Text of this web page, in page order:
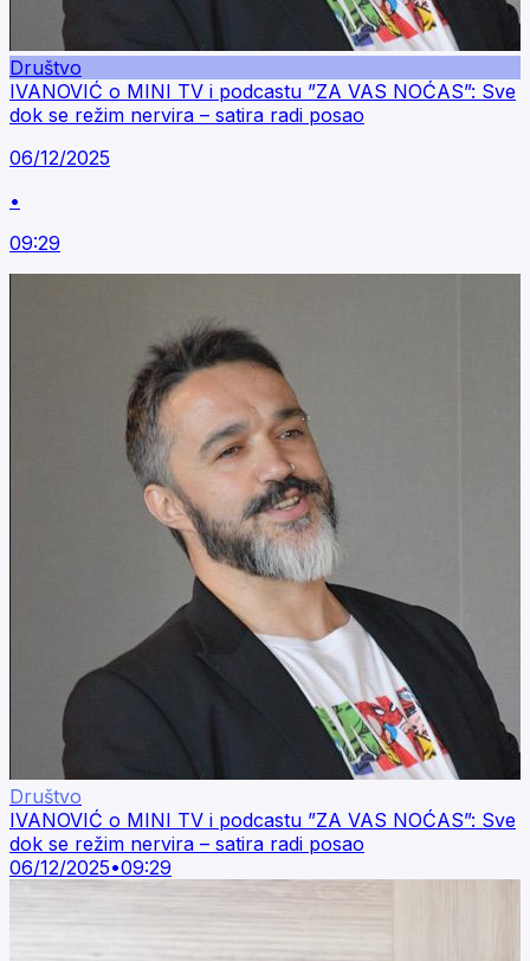
Društvo
IVANOVIĆ o MINI TV i podcastu ”ZA VAS NOĆAS”: Sve
dok se režim nervira – satira radi posao
06/12/2025
•
09:29
Društvo
IVANOVIĆ o MINI TV i podcastu ”ZA VAS NOĆAS”: Sve
dok se režim nervira – satira radi posao
06/12/2025•09:29